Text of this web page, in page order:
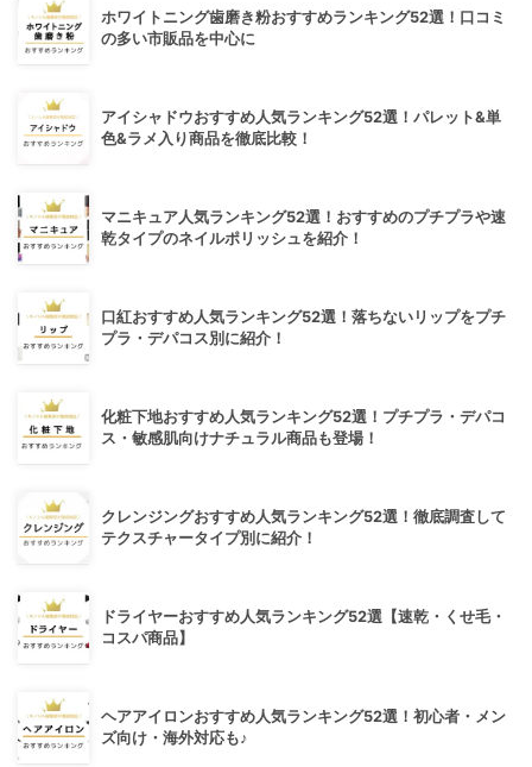
ホワイトニング歯磨き粉おすすめランキング52選！口コミ
の多い市販品を中心に
アイシャドウおすすめ人気ランキング52選！パレット&単
色&ラメ入り商品を徹底比較！
マニキュア人気ランキング52選！おすすめのプチプラや速
乾タイプのネイルポリッシュを紹介！
口紅おすすめ人気ランキング52選！落ちないリップをプチ
プラ・デパコス別に紹介！
化粧下地おすすめ人気ランキング52選！プチプラ・デパコ
ス・敏感肌向けナチュラル商品も登場！
クレンジングおすすめ人気ランキング52選！徹底調査して
テクスチャータイプ別に紹介！
ドライヤーおすすめ人気ランキング52選【速乾・くせ毛・
コスパ商品】
ヘアアイロンおすすめ人気ランキング52選！初心者・メン
ズ向け・海外対応も♪